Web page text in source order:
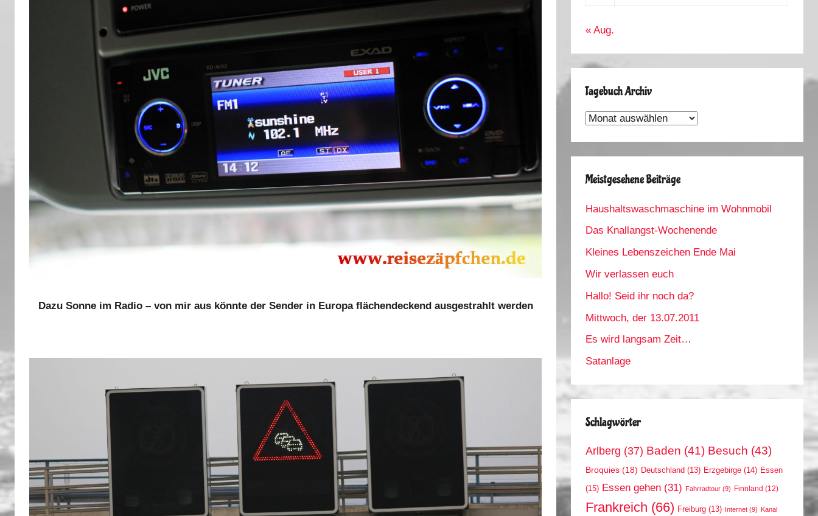
Dazu Sonne im Radio – von mir aus könnte der Sender in Europa flächendeckend ausgestrahlt werden
« Aug.
Tagebuch Archiv
Tagebuch
Meistgesehene Beiträge
Haushaltswaschmaschine im Wohnmobil
Das Knallangst-Wochenende
Kleines Lebenszeichen Ende Mai
Wir verlassen euch
Hallo! Seid ihr noch da?
Mittwoch, der 13.07.2011
Es wird langsam Zeit…
Satanlage
Schlagwörter
Arlberg (37) Baden (41) Besuch (43)
Broquies (18) Deutschland (13) Erzgebirge (14) Essen
(15) Essen gehen (31) Fahrradtour (9) Finnland (12)
Frankreich (66) Freiburg (13) Internet (9) Kanal